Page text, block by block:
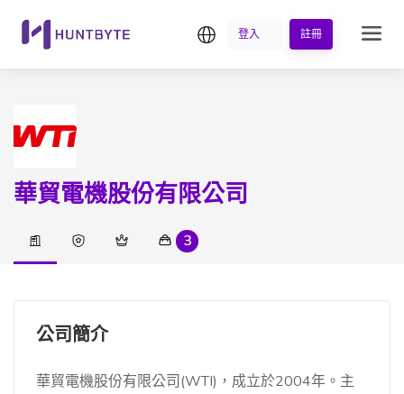
繁中登入 註冊
華貿電機股份有限公司
3
公司簡介
華貿電機股份有限公司(WTI)，成立於2004年。主